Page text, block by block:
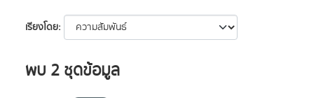
เรียงโดย
พบ 2 ชุดข้อมูล